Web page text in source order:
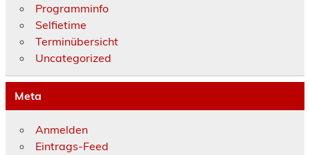
Programminfo
Selfietime
Terminübersicht
Uncategorized
Meta
Anmelden
Eintrags-Feed